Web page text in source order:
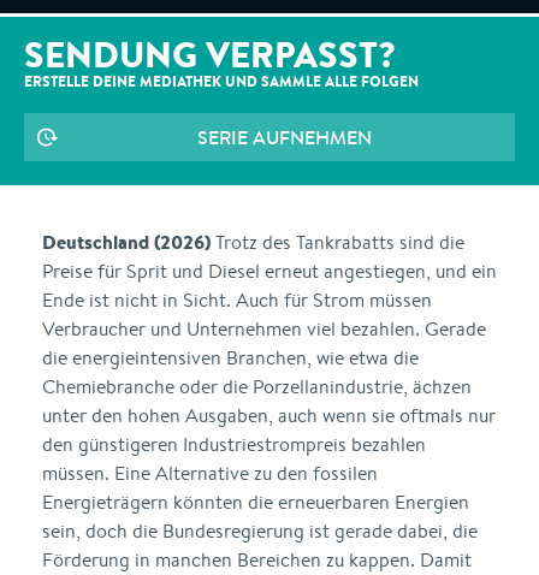
SENDUNG VERPASST?
ERSTELLE DEINE MEDIATHEK UND SAMMLE ALLE FOLGEN
SERIE AUFNEHMEN
Deutschland (2026)Trotz des Tankrabatts sind die
Preise für Sprit und Diesel erneut angestiegen, und ein
Ende ist nicht in Sicht. Auch für Strom müssen
Verbraucher und Unternehmen viel bezahlen. Gerade
die energieintensiven Branchen, wie etwa die
Chemiebranche oder die Porzellanindustrie, ächzen
unter den hohen Ausgaben, auch wenn sie oftmals nur
den günstigeren Industriestrompreis bezahlen
müssen. Eine Alternative zu den fossilen
Energieträgern könnten die erneuerbaren Energien
sein, doch die Bundesregierung ist gerade dabei, die
Förderung in manchen Bereichen zu kappen. Damit